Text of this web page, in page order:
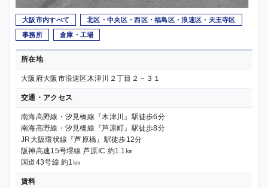
大阪市内すべて 北区・中央区・西区・福島区・浪速区・天王寺区
事務所 倉庫・工場
所在地
大阪府大阪市浪速区木津川２丁目２－３１
交通・アクセス
南海高野線・汐見橋線『木津川』駅徒歩6分
南海高野線・汐見橋線『芦原町』駅徒歩8分
JR大阪環状線『芦原橋』駅徒歩12分
阪神高速15号堺線 芦原IC 約1.1㎞
国道43号線 約1㎞
賃料